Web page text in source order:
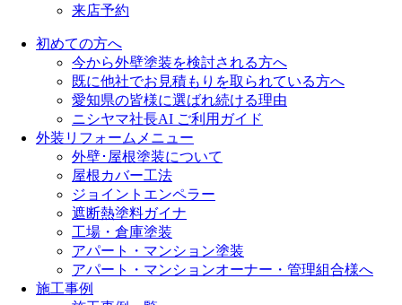
来店予約
初めての方へ
今から外壁塗装を検討される方へ
既に他社でお見積もりを取られている方へ
愛知県の皆様に選ばれ続ける理由
ニシヤマ社長AI ご利用ガイド
外装リフォームメニュー
外壁･屋根塗装について
屋根カバー工法
ジョイントエンペラー
遮断熱塗料ガイナ
工場・倉庫塗装
アパート・マンション塗装
アパート・マンションオーナー・管理組合様へ
施工事例